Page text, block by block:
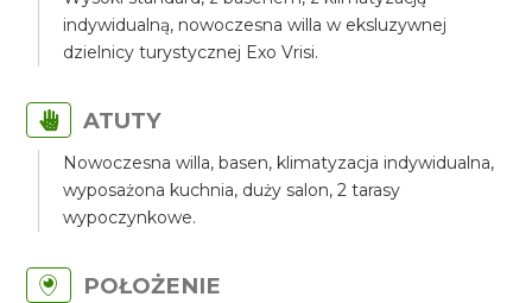
indywidualną, nowoczesna willa w eksluzywnej
dzielnicy turystycznej Exo Vrisi.
ATUTY
Nowoczesna willa, basen, klimatyzacja indywidualna,
wyposażona kuchnia, duży salon, 2 tarasy
wypoczynkowe.
POŁOŻENIE